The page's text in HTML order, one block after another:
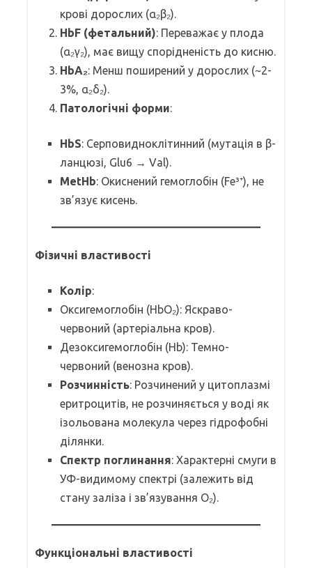
крові дорослих (α₂β₂).
HbF (фетальний): Переважає у плода
(α₂γ₂), має вищу спорідненість до кисню.
HbA₂: Менш поширений у дорослих (~2-
3%, α₂δ₂).
Патологічні форми:
HbS: Серповидноклітинний (мутація в β-
ланцюзі, Glu6 → Val).
MetHb: Окиснений гемоглобін (Fe³⁺), не
зв’язує кисень.
Фізичні властивості
Колір:
Оксигемоглобін (HbO₂): Яскраво-
червоний (артеріальна кров).
Дезоксигемоглобін (Hb): Темно-
червоний (венозна кров).
Розчинність: Розчинений у цитоплазмі
еритроцитів, не розчиняється у воді як
ізольована молекула через гідрофобні
ділянки.
Спектр поглинання: Характерні смуги в
УФ-видимому спектрі (залежить від
стану заліза і зв’язування O₂).
Функціональні властивості